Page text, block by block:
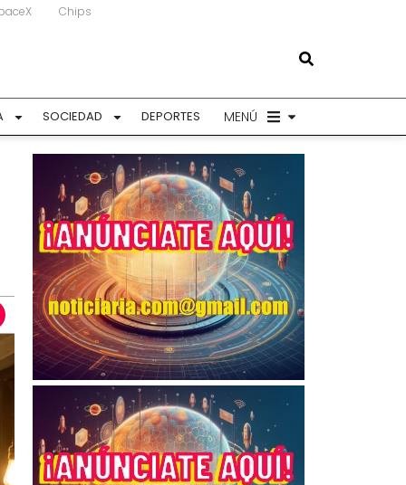
Chips
SOCIEDAD DEPORTES MENÚ